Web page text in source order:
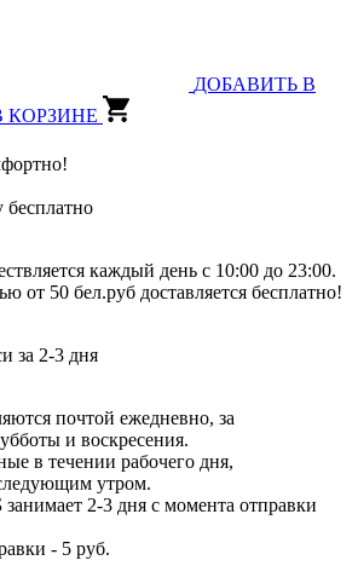
ДОБАВИТЬ В
КОРЗИНЕ
каждый день с 10:00 до 23:00.
от 50 бел.руб доставляется бесплатно!
за 2-3 дня
почтой ежедневно, за
и воскресения.
в течении рабочего дня,
утром.
2-3 дня с момента отправки
- 5 руб.